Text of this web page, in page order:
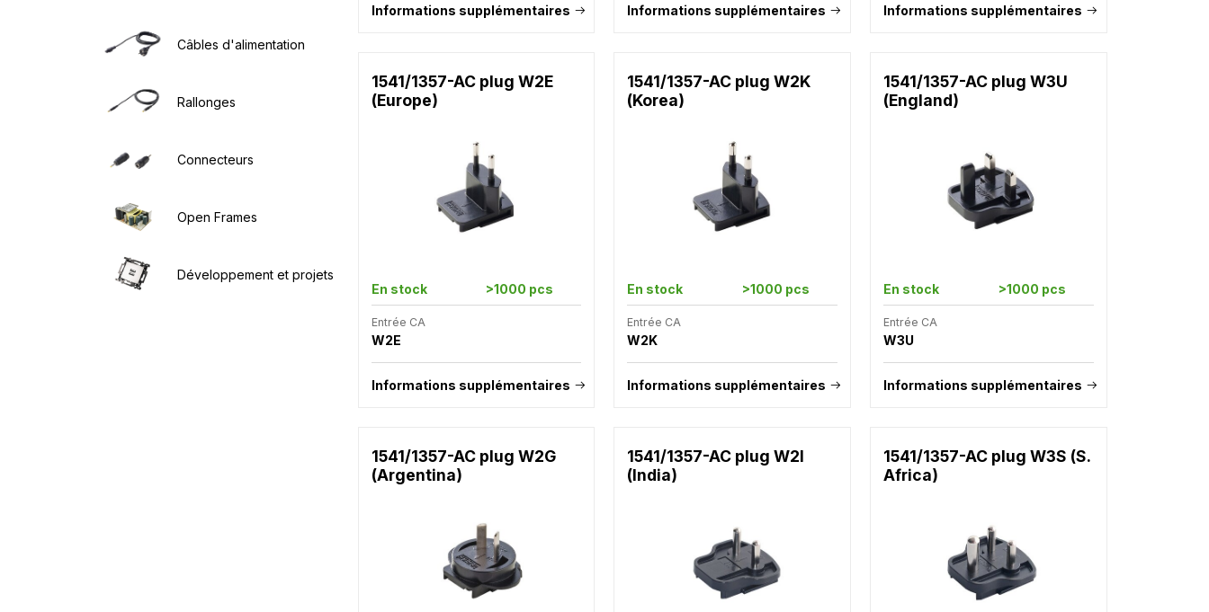
Câbles d'alimentation
Rallonges
Connecteurs
Open Frames
Développement et projets
Informations supplémentaires Informations supplémentaires Informations supplémentaires
1541/1357-AC plug W2E
(Europe)
En stock >1000 pcs
Entrée CA
W2E
Informations supplémentaires
1541/1357-AC plug W2K
(Korea)
En stock >1000 pcs
Entrée CA
W2K
Informations supplémentaires
1541/1357-AC plug W3U
(England)
En stock >1000 pcs
Entrée CA
W3U
Informations supplémentaires
1541/1357-AC plug W2G
(Argentina)
1541/1357-AC plug W2I
(India)
1541/1357-AC plug W3S (S.
Africa)